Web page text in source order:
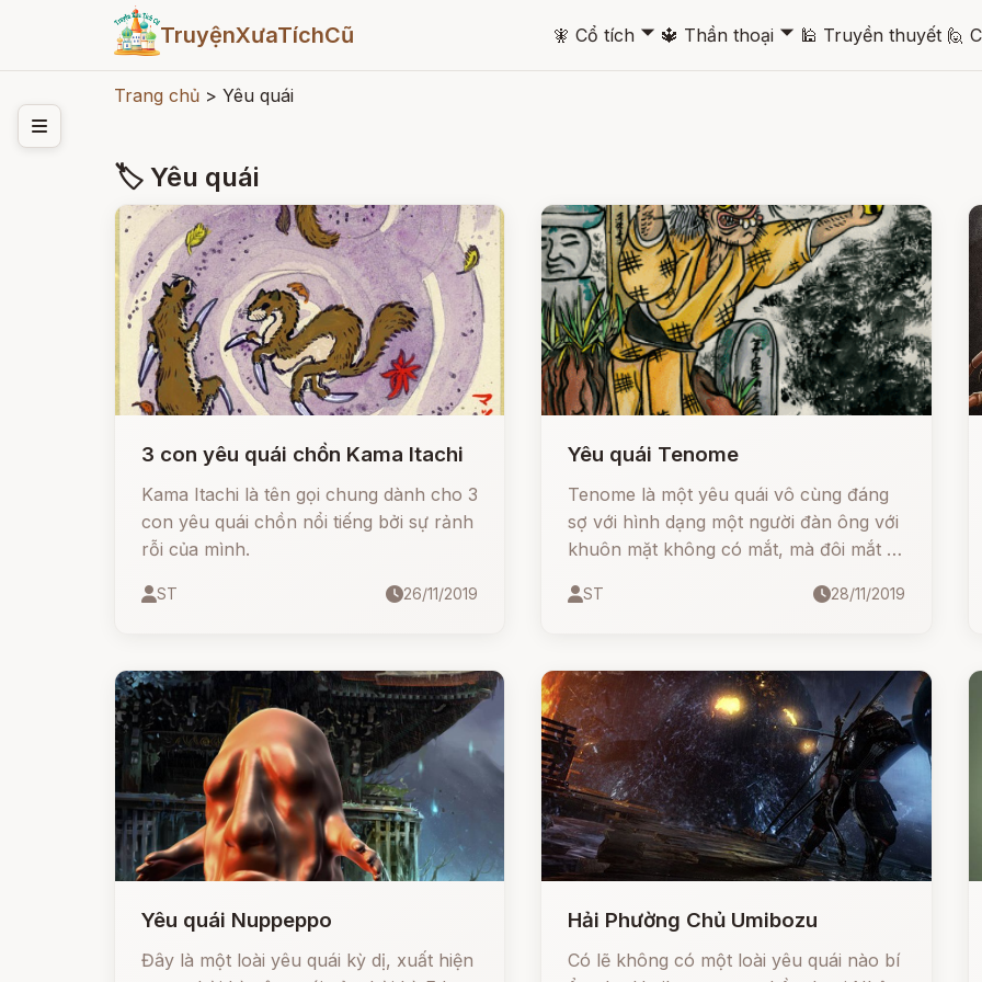
TruyệnXưaTíchCũ 🧚 Cổ tích 🞃 🔱 Thần thoại 🞃 🕌 Truyền thuyết 🙋
Trang chủ > Yêu quái
🏷 Yêu quái
3 con yêu quái chồn Kama Itachi
Kama Itachi là tên gọi chung dành cho 3
con yêu quái chồn nổi tiếng bởi sự rảnh
rỗi của mình.
ST 26/11/2019
Yêu quái Tenome
Tenome là một yêu quái vô cùng đáng
sợ với hình dạng một người đàn ông với
khuôn mặt không có mắt, mà đôi mắt lại
ST 28/11/2019
Yêu quái Nuppeppo
Đây là một loài yêu quái kỳ dị, xuất hiện
Hải Phường Chủ Umibozu
Có lẽ không có một loài yêu quái nào bí